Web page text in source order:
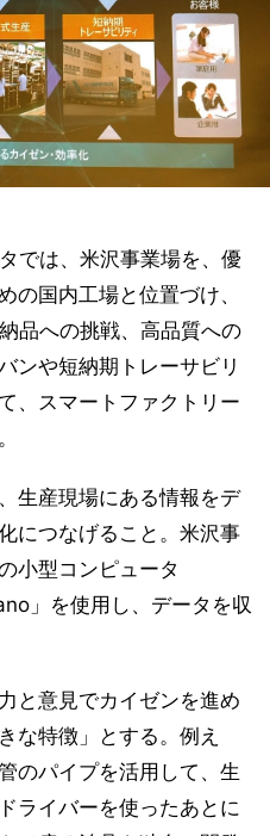
では、米沢事業場を、優
の国内工場と位置づけ、
品への挑戦、高品質への
ンや短納期トレーサビリ
、スマートファクトリー
生産現場にある情報をデ
につなげること。米沢事
小型コンピュータ
」を使用し、データを収
と意見でカイゼンを進め
な特徴」とする。例え
のパイプを活用して、生
ライバーを使ったあとに